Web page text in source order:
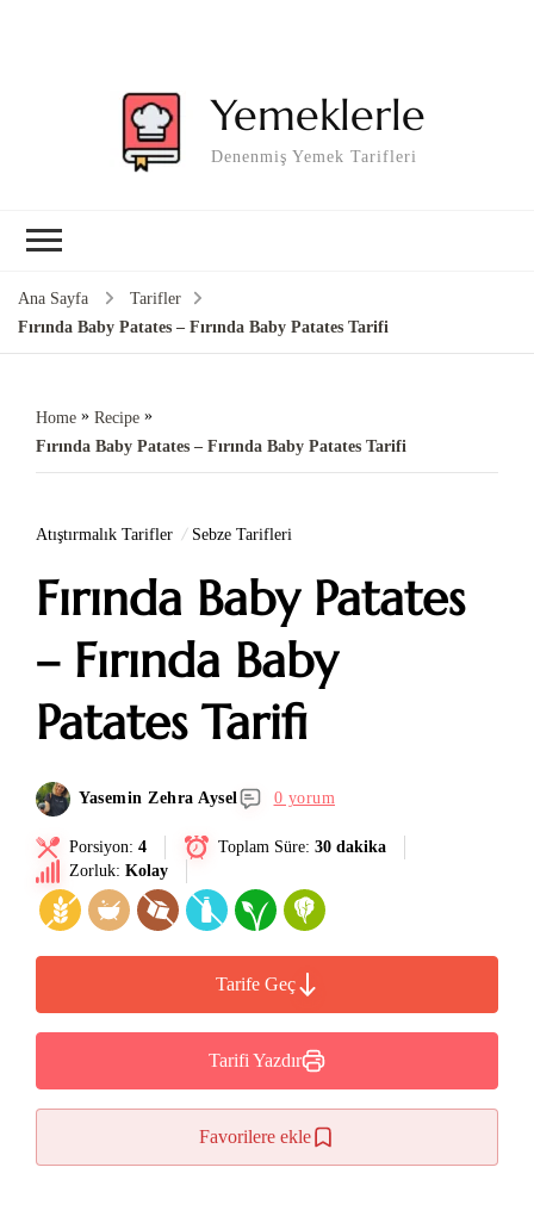
Yemeklerle
Denenmiş Yemek Tarifleri
Ana Sayfa
Tarifler
Fırında Baby Patates – Fırında Baby Patates Tarifi
Home » Recipe »
Fırında Baby Patates – Fırında Baby Patates Tarifi
Atıştırmalık Tarifler Sebze Tarifleri
Fırında Baby Patates
– Fırında Baby
Patates Tarifi
Yasemin Zehra Aysel 0 yorum
Porsiyon: 4 Toplam Süre: 30 dakika
Zorluk: Kolay
Tarife Geç
Tarifi Yazdır
Favorilere ekle